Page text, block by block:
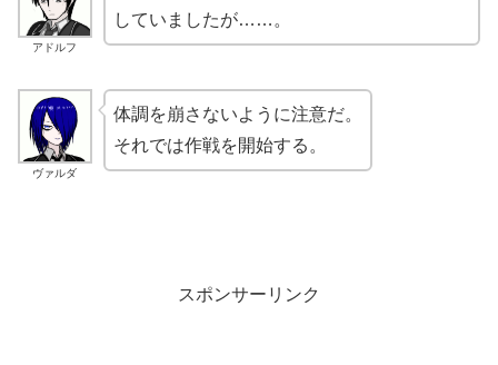
アドルフ
していましたが……。
ヴァルダ
体調を崩さないように注意だ。
それでは作戦を開始する。
スポンサーリンク